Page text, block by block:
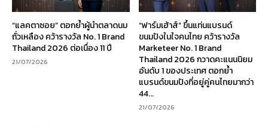
“แลคตาซอย” ตอกย้ำผู้นำตลาดนม
ถั่วเหลือง คว้ารางวัล No. 1 Brand
Thailand 2026 ต่อเนื่อง 11 ปี
21/07/2026
“ฟาร์มเฮ้าส์” ขึ้นแท่นแบรนด์
ขนมปังในใจคนไทย คว้ารางวัล
Marketeer No. 1 Brand
Thailand 2026 กวาดคะแนนนิยม
อันดับ 1 ของประเทศ ตอกย้ำ
แบรนด์ขนมปังที่อยู่คู่คนไทยมากว่า
44...
21/07/2026